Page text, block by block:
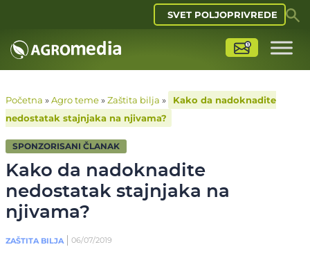
SVET POLJOPRIVREDE
Početna »Agro teme»Zaštita bilja »
Kako da nadoknadite
nedostatak stajnjaka na njivama?
SPONZORISANI ČLANAK
Kako da nadoknadite
nedostatak stajnjaka na
njivama?
ZAŠTITA BILJA 06/07/2019